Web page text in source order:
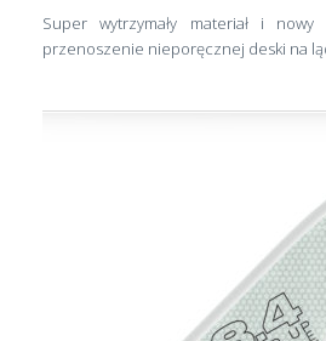
Super wytrzymały materiał i nowy
przenoszenie nieporęcznej deski na